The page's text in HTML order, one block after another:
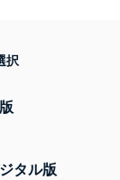
択
タル版